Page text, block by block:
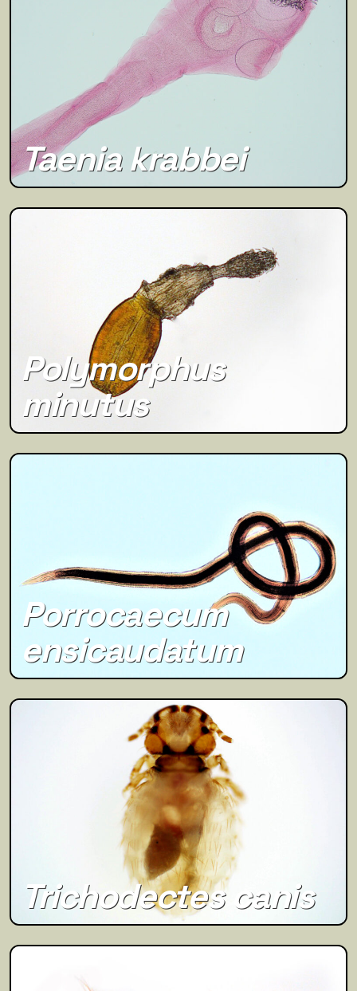
Taenia krabbei
Polymorphus
minutus
Porrocaecum
ensicaudatum
Trichodectes canis